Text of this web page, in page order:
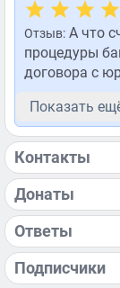
Отзыв: А что
процедуры
договора с
Показать
Контакты
Донаты
Ответы
Подписчики